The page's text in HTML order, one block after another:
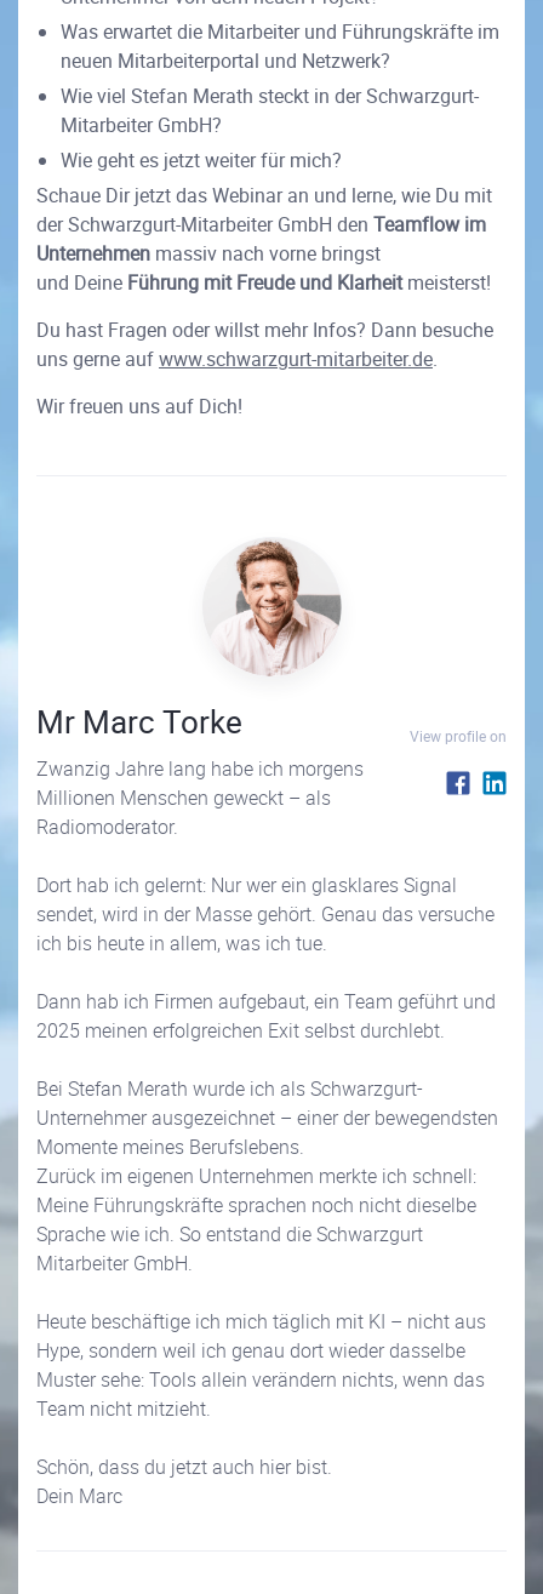
Was erwartet die Mitarbeiter und Führungskräfte im
neuen Mitarbeiterportal und Netzwerk?
Wie viel Stefan Merath steckt in der Schwarzgurt-
Mitarbeiter GmbH?
Wie geht es jetzt weiter für mich?
Schaue Dir jetzt das Webinar an und lerne, wie Du mit
der Schwarzgurt-Mitarbeiter GmbH den Teamflow im
Unternehmen massiv nach vorne bringst
und Deine Führung mit Freude und Klarheitmeisterst!
Du hast Fragen oder willst mehr Infos? Dann besuche
uns gerne aufwww.schwarzgurt-mitarbeiter.de.
Wir freuen uns auf Dich!
View profile on
Mr Marc Torke
Zwanzig Jahre lang habe ich morgens
Millionen Menschen geweckt – als
Radiomoderator.
Dort hab ich gelernt: Nur wer ein glasklares Signal
sendet, wird in der Masse gehört. Genau das versuche
ich bis heute in allem, was ich tue.
Dann hab ich Firmen aufgebaut, ein Team geführt und
2025 meinen erfolgreichen Exit selbst durchlebt.
Bei Stefan Merath wurde ich als Schwarzgurt-
Unternehmer ausgezeichnet – einer der bewegendsten
Momente meines Berufslebens.
Zurück im eigenen Unternehmen merkte ich schnell:
Meine Führungskräfte sprachen noch nicht dieselbe
Sprache wie ich. So entstand die Schwarzgurt
Mitarbeiter GmbH.
Heute beschäftige ich mich täglich mit KI – nicht aus
Hype, sondern weil ich genau dort wieder dasselbe
Muster sehe: Tools allein verändern nichts, wenn das
Team nicht mitzieht.
Schön, dass du jetzt auch hier bist.
Dein Marc